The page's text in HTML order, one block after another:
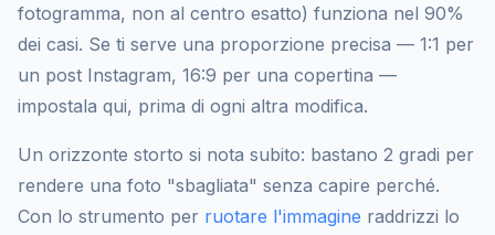
fotogramma, non al centro esatto) funziona nel 90%
dei casi. Se ti serve una proporzione precisa — 1:1 per
un post Instagram, 16:9 per una copertina —
impostala qui, prima di ogni altra modifica.
Un orizzonte storto si nota subito: bastano 2 gradi per
rendere una foto "sbagliata" senza capire perché.
Con lo strumento per ruotare l'immagine raddrizzi lo